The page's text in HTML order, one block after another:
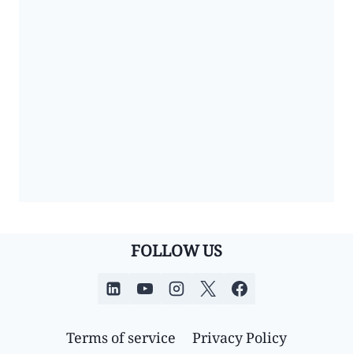
FOLLOW US
Privacy Policy
Terms of service